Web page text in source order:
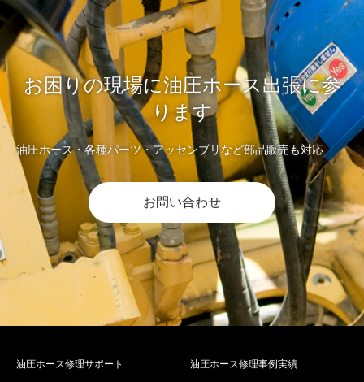
お困りの現場に油圧ホース出張に参
ります
油圧ホース・各種パーツ・アッセンブリなど部品販売も対応
お問い合わせ
油圧ホース修理サポート 油圧ホース修理事例実績